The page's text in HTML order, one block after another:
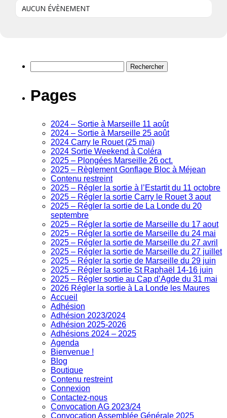
AUCUN ÉVÈNEMENT
Pages
2024 – Sortie à Marseille 11 août
2024 – Sortie à Marseille 25 août
2024 Carry le Rouet (25 mai)
2024 Sortie Weekend à Coléra
2025 – Plongées Marseille 26 oct.
2025 – Règlement Gonflage Bloc à Méjean
Contenu restreint
2025 – Régler la sortie à l’Estartit du 11 octobre
2025 – Régler la sortie Carry le Rouet 3 aout
2025 – Régler la sortie de La Londe du 20
septembre
2025 – Régler la sortie de Marseille du 17 aout
2025 – Régler la sortie de Marseille du 24 mai
2025 – Régler la sortie de Marseille du 27 avril
2025 – Régler la sortie de Marseille du 27 juillet
2025 – Régler la sortie de Marseille du 29 juin
2025 – Régler la sortie St Raphaël 14-16 juin
2025 – Régler sortie au Cap d’Agde du 31 mai
2026 Régler la sortie à La Londe les Maures
Accueil
Adhésion
Adhésion 2023/2024
Adhésion 2025-2026
Adhésions 2024 – 2025
Agenda
Bienvenue !
Blog
Boutique
Contenu restreint
Connexion
Contactez-nous
Convocation AG 2023/24
Convocation Assemblée Générale 2025